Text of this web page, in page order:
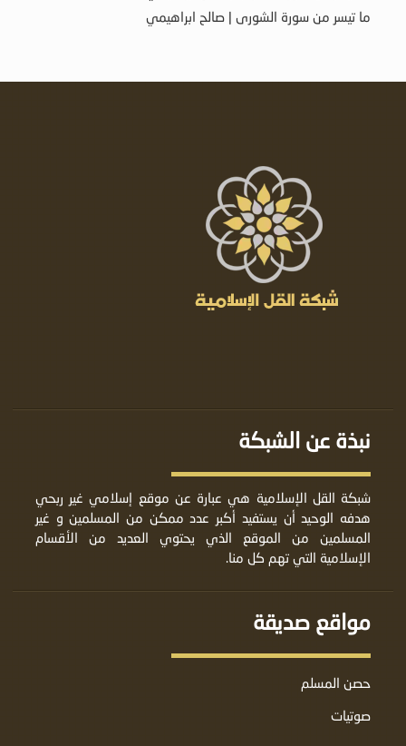
ما تيسر من سورة الشورى | صالح ابراهيمي
نبذة عن الشبكة
شبكة القل الإسلامية هي عبارة عن موقع إسلامي غير ربحي
هدفه الوحيد أن يستفيد أكبر عدد ممكن من المسلمين و غير
المسلمين من الموقع الذي يحتوي العديد من الأقسام
الإسلامية التي تهم كل منا.
مواقع صديقة
حصن المسلم
صوتيات